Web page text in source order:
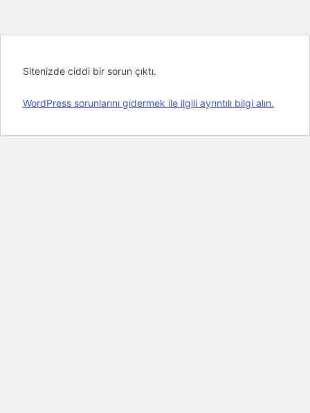
Sitenizde ciddi bir sorun çıktı.
WordPress sorunlarını gidermek ile ilgili ayrıntılı bilgi alın.